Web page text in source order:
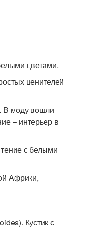
цветами.
ценителей
В моду вошли
– интерьер в
с белыми
Африки,
Кустик с